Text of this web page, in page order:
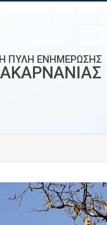
ΠΥΛΗ ΕΝΗΜΕΡΩΣΗΣ